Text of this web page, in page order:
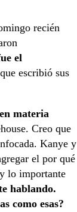
recién
el
escribió sus
materia
Creo que
Kanye y
el por qué
lo importante
hablando.
como esas?